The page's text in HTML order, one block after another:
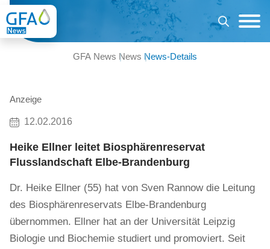
GFA News News News-Details
Anzeige
12.02.2016
Heike Ellner leitet Biosphärenreservat
Flusslandschaft Elbe-Brandenburg
Dr. Heike Ellner (55) hat von Sven Rannow die Leitung
des Biosphärenreservats Elbe-Brandenburg
übernommen. Ellner hat an der Universität Leipzig
Biologie und Biochemie studiert und promoviert. Seit